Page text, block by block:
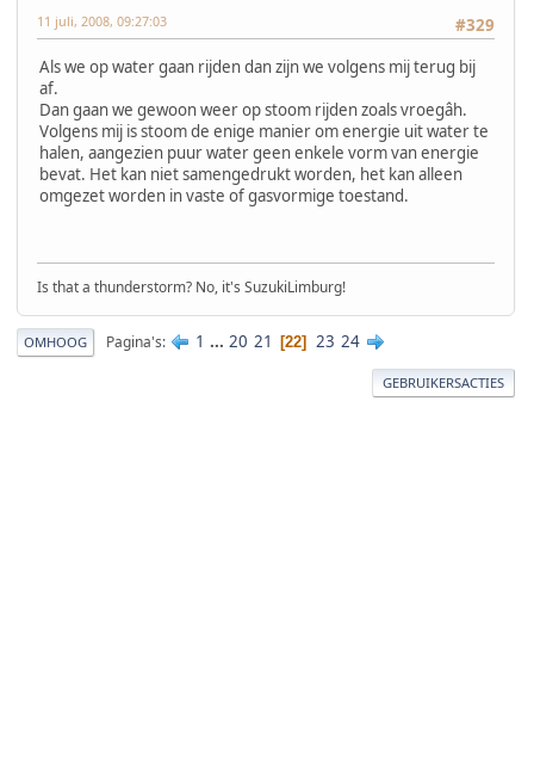
#329
11 juli, 2008, 09:27:03
Als we op water gaan rijden dan zijn we volgens mij terug bij
af.
Dan gaan we gewoon weer op stoom rijden zoals vroegâh.
Volgens mij is stoom de enige manier om energie uit water te
halen, aangezien puur water geen enkele vorm van energie
bevat. Het kan niet samengedrukt worden, het kan alleen
omgezet worden in vaste of gasvormige toestand.
Is that a thunderstorm? No, it's SuzukiLimburg!
OMHOOG Pagina's 1 ... 20 21 22 23 24
GEBRUIKERSACTIES